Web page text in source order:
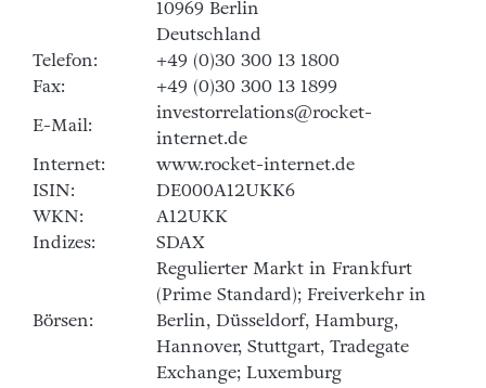
10969 Berlin
Deutschland
Telefon:
+49 (0)30 300 13 1800
Fax:
+49 (0)30 300 13 1899
E-Mail:
investorrelations@rocket-
internet.de
Internet:
www.rocket-internet.de
ISIN:
DE000A12UKK6
WKN:
A12UKK
Indizes:
SDAX
Börsen:
Regulierter Markt in Frankfurt
(Prime Standard); Freiverkehr in
Berlin, Düsseldorf, Hamburg,
Hannover, Stuttgart, Tradegate
Exchange; Luxemburg